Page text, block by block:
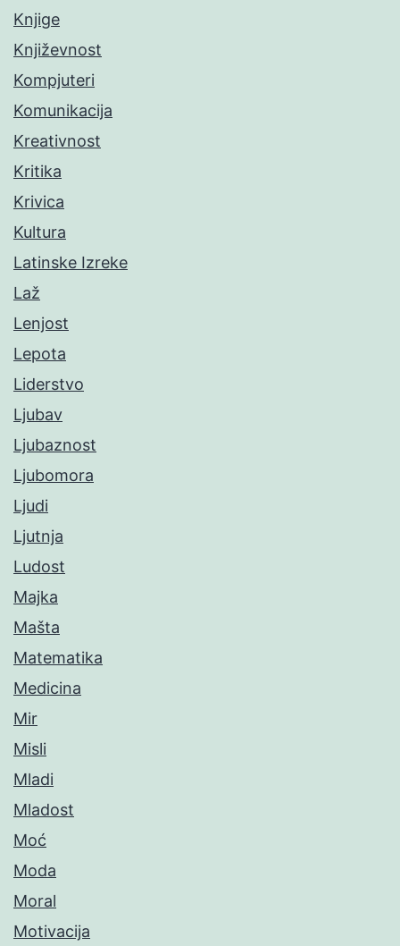
Knjige
Književnost
Kompjuteri
Komunikacija
Kreativnost
Kritika
Krivica
Kultura
Latinske Izreke
Laž
Lenjost
Lepota
Liderstvo
Ljubav
Ljubaznost
Ljubomora
Ljudi
Ljutnja
Ludost
Majka
Mašta
Matematika
Medicina
Mir
Misli
Mladi
Mladost
Moć
Moda
Moral
Motivacija